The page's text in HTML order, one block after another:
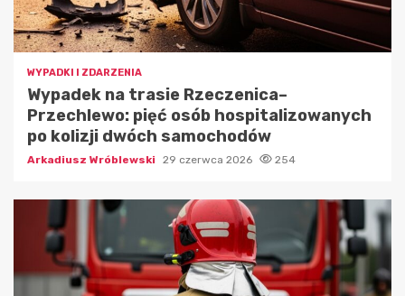
WYPADKI I ZDARZENIA
Wypadek na trasie Rzeczenica–
Przechlewo: pięć osób hospitalizowanych
po kolizji dwóch samochodów
Arkadiusz Wróblewski 29 czerwca 2026 254